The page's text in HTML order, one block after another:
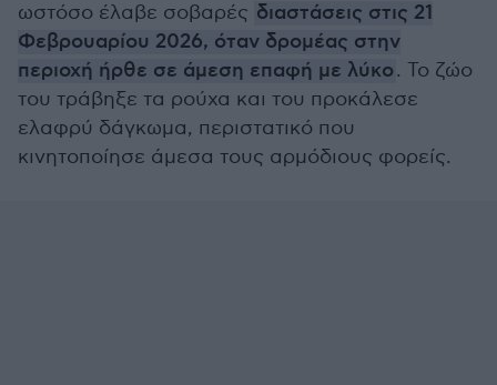
ωστόσο έλαβε σοβαρές διαστάσεις στις 21
Φεβρουαρίου 2026, όταν δρομέας στην
περιοχή ήρθε σε άμεση επαφή με λύκο. Το ζώο
του τράβηξε τα ρούχα και του προκάλεσε
ελαφρύ δάγκωμα, περιστατικό που
κινητοποίησε άμεσα τους αρμόδιους φορείς.